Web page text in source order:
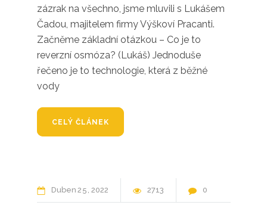
zázrak na všechno, jsme mluvili s Lukášem
Čadou, majitelem firmy Výškoví Pracanti.
Začněme základní otázkou – Co je to
reverzní osmóza? (Lukáš) Jednoduše
řečeno je to technologie, která z běžné
vody
CELÝ ČLÁNEK
Duben 25 2022 2713 0